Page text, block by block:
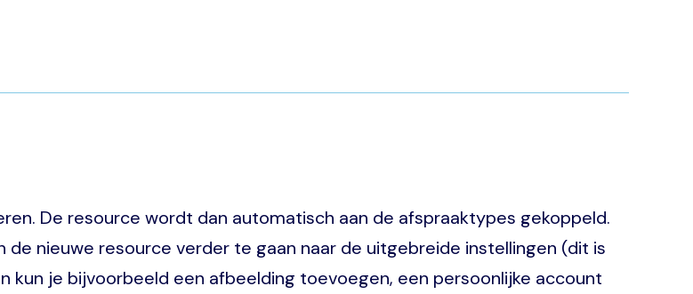
De resource wordt dan automatisch aan de afspraaktypes gekoppeld.
nieuwe resource verder te gaan naar de uitgebreide instellingen (dit is
je bijvoorbeeld een afbeelding toevoegen, een persoonlijke account